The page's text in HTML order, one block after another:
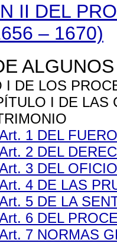
II DEL
– 1670)
I DE LOS
I DE LAS
1 DEL
2 DEL
3 DEL
4 DE LAS
5 DE LA
6 DEL
7 NORMAS